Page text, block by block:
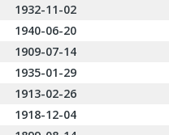
1932-11-02
1940-06-20
1909-07-14
1935-01-29
1913-02-26
1918-12-04